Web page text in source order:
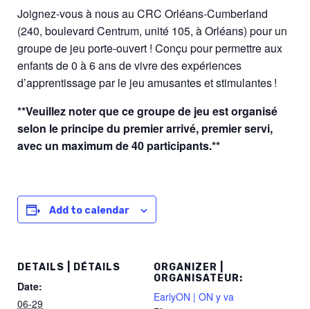
Joignez-vous à nous au CRC Orléans-Cumberland
(240, boulevard Centrum, unité 105, à Orléans) pour un
groupe de jeu porte-ouvert ! Conçu pour permettre aux
enfants de 0 à 6 ans de vivre des expériences
d’apprentissage par le jeu amusantes et stimulantes !
**Veuillez noter que ce groupe de jeu est organisé
selon le principe du premier arrivé, premier servi,
avec un maximum de 40 participants.**
Add to calendar
DETAILS | DÉTAILS
Date:
06-29
ORGANIZER |
ORGANISATEUR:
EarlyON | ON y va